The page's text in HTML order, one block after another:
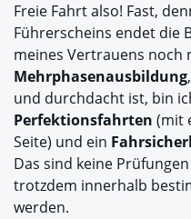
Freie Fahrt also! Fast,
Führerscheins endet die
meines Vertrauens noch
Mehrphasenausbildung
und durchdacht ist, bin
Perfektionsfahrten (mit
Seite) und ein
Das sind keine
trotzdem innerhalb
werden.